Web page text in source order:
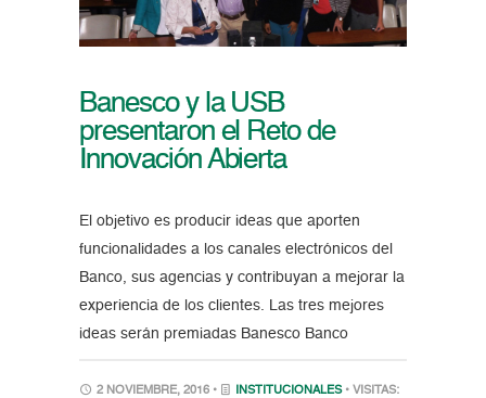
Banesco y la USB
presentaron el Reto de
Innovación Abierta
El objetivo es producir ideas que aporten
funcionalidades a los canales electrónicos del
Banco, sus agencias y contribuyan a mejorar la
experiencia de los clientes. Las tres mejores
ideas serán premiadas Banesco Banco
2 NOVIEMBRE, 2016 • INSTITUCIONALES • VISITAS: